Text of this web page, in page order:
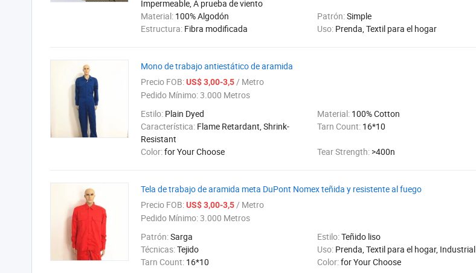
Impermeable, A prueba de viento
Material: 100% Algodón Patrón:Simple
Estructura: Fibra modificada Uso: Prenda, Textil para el hogar
Mono de trabajo antiestático de aramida
Precio FOB:US$ 3,00-3,5/ Metro
Pedido Mínimo:3.000 Metros
Estilo: Plain Dyed Material: 100% Cotton
Característica: Flame Retardant, Shrink-
Resistant
Tarn Count: 16*10
Color:for Your Choose Tear Strength: >400n
Tela de trabajo de aramida meta DuPont Nomex teñida y resistente al fuego
Precio FOB:US$ 3,00-3,5/ Metro
Pedido Mínimo:3.000 Metros
Patrón:Sarga Estilo:Teñido liso
Técnicas:Tejido Uso: Prenda, Textil para el hogar, Industrial
Tarn Count: 16*10 Color:for Your Choose